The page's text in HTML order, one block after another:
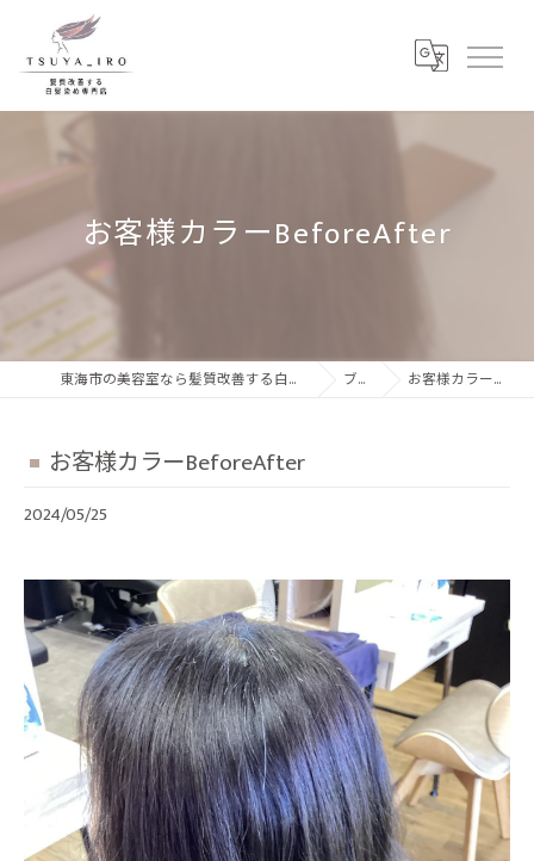
お客様カラーBeforeAfter
東海市の美容室なら髪質改善する白髪染め専門店 ツヤイロ ブログ お客様カラーBeforeAfter
お客様カラーBeforeAfter
2024/05/25